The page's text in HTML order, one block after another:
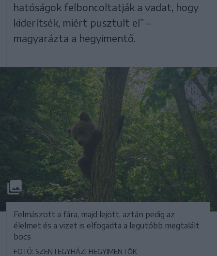
hatóságok felboncoltatják a vadat, hogy
kiderítsék, miért pusztult el” –
magyarázta a hegyimentő.
Felmászott a fára, majd lejött, aztán pedig az
élelmet és a vizet is elfogadta a legutóbb megtalált
bocs
FOTÓ: SZENTEGYHÁZI HEGYIMENTŐK